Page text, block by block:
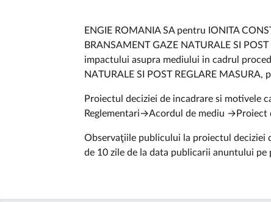
ENGIE ROMANIA SA pentru IONITA
BRANSAMENT GAZE NATURALE SI
impactului asupra mediului in cadrul
NATURALE SI POST REGLARE
Proiectul deciziei de incadrare si motivele
Reglementari→Acordul de mediu →Proiect
Observaţiile publicului la proiectul deciziei
de 10 zile de la data publicarii anuntului